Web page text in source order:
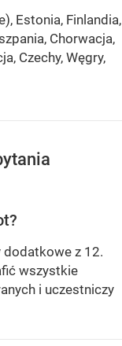
Estonia, Finlandia,
Chorwacja,
Czechy, Węgry,
dodatkowe z 12.
wszystkie
i uczestniczy